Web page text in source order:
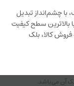
با چشم‌انداز تبدیل
بالاترین سطح کیفیت
فروش کالا، بلک
آن می‌باشد.